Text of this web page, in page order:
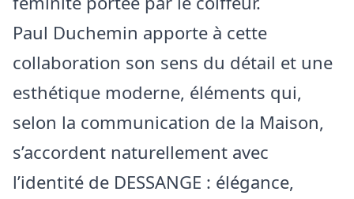
Paul Duchemin apporte à cette
collaboration son sens du détail et une
esthétique moderne, éléments qui,
selon la communication de la Maison,
s’accordent naturellement avec
l’identité de DESSANGE : élégance,